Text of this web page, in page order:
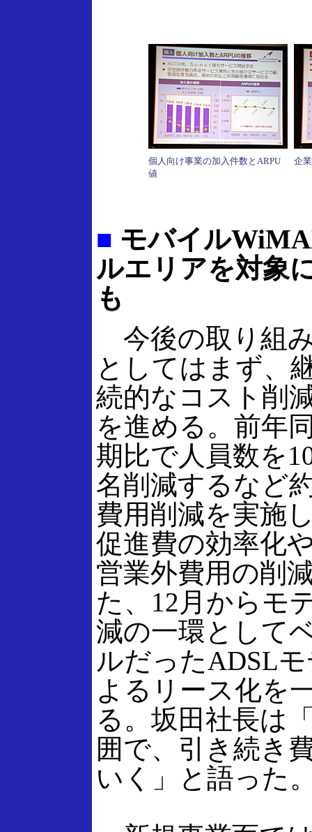
個人向け事業の加入件数とARPU
値
企
■ モバイル
ルエリアを対象
も
今後の取り組
としてはまず、
続的なコスト削
を進める。前年
期比で人員数を
名削減するなど
費用削減を実施
促進費の効率化
営業外費用の削
た、12月からモ
減の一環として
ルだったADSL
よるリース化を
る。坂田社長は
囲で、引き続き
いく」と語った